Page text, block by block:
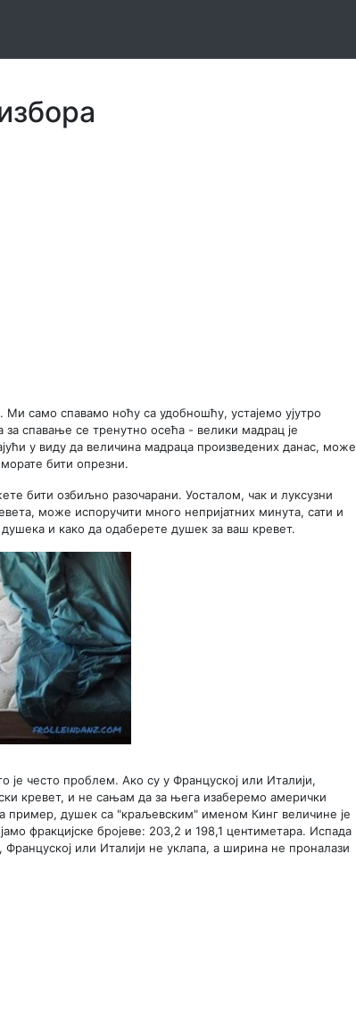
само спавамо ноћу са удобношћу, устајемо ујутро
спавање се тренутно осећа - велики мадрац је
у виду да величина мадраца произведених данас, може
морате бити опрезни.
бити озбиљно разочарани. Уосталом, чак и луксузни
може испоручити много непријатних минута, сати и
и како да одаберете душек за ваш кревет.
често проблем. Ако су у Француској или Италији,
кревет, и не сањам да за њега изаберемо амерички
пример, душек са "краљевским" именом Кинг величине је
фракцијске бројеве: 203,2 и 198,1 центиметара. Испада
или Италији не уклапа, а ширина не проналази